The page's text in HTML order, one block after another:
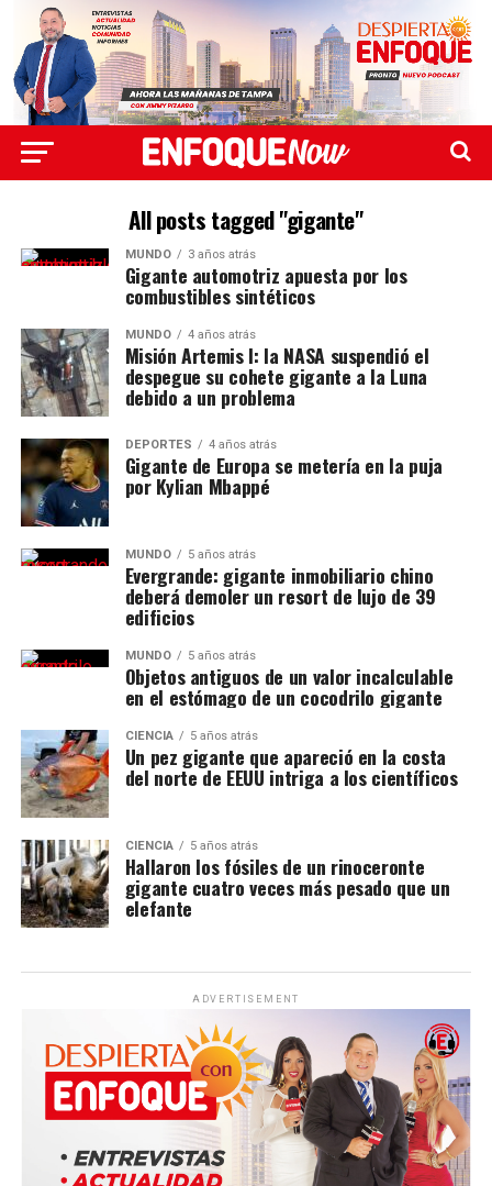
All posts tagged "gigante"
MUNDO 3 años atrás
Gigante automotriz apuesta por los
combustibles sintéticos
MUNDO 4 años atrás
Misión Artemis I: la NASA suspendió el
despegue su cohete gigante a la Luna
debido a un problema
DEPORTES 4 años atrás
Gigante de Europa se metería en la puja
por Kylian Mbappé
MUNDO 5 años atrás
Evergrande: gigante inmobiliario chino
deberá demoler un resort de lujo de 39
edificios
MUNDO 5 años atrás
Objetos antiguos de un valor incalculable
en el estómago de un cocodrilo gigante
CIENCIA 5 años atrás
Un pez gigante que apareció en la costa
del norte de EEUU intriga a los científicos
CIENCIA 5 años atrás
Hallaron los fósiles de un rinoceronte
gigante cuatro veces más pesado que un
elefante
ADVERTISEMENT